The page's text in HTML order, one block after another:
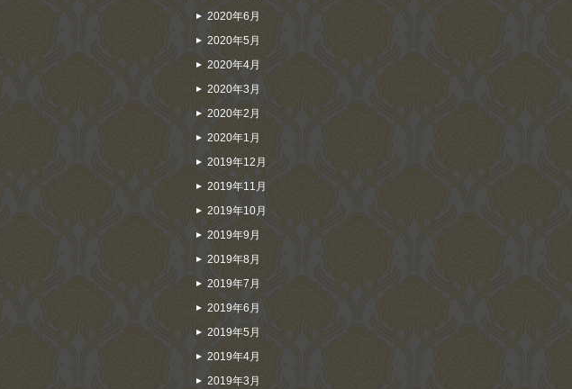
2020年6月
2020年5月
2020年4月
2020年3月
2020年2月
2020年1月
2019年12月
2019年11月
2019年10月
2019年9月
2019年8月
2019年7月
2019年6月
2019年5月
2019年4月
2019年3月